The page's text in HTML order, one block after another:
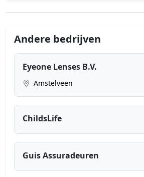
Andere bedrijven
Eyeone Lenses B.V.
Amstelveen
ChildsLife
Guis Assuradeuren